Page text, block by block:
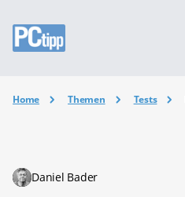
Home Themen Tests
Daniel Bader